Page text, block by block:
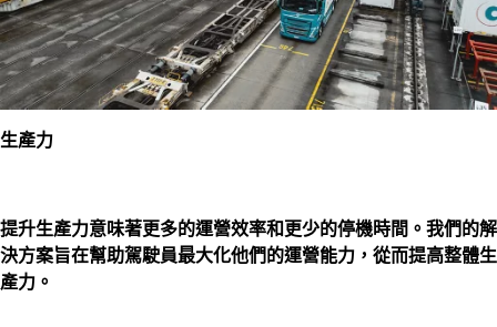
生產力
提升生產力意味著更多的運營效率和更少的停機時間。我們的解
決方案旨在幫助駕駛員最大化他們的運營能力，從而提高整體生
產力。